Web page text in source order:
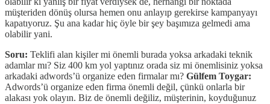
müşteriden dönüş olursa hemen onu anlayıp gerekirse kampanyayı
kapatıyoruz. Şu ana kadar hiç öyle bir şey başımıza gelmedi ama
olabilir yani.
Soru: Teklifi alan kişiler mi önemli burada yoksa arkadaki teknik
adamlar mı? Siz 400 km yol yaptınız orada siz mi önemlisiniz yoksa
arkadaki adwords’ü organize eden firmalar mı? Gülfem Toygar:
Adwords’ü organize eden firma önemli değil, çünkü onlarla bir
alakası yok olayın. Biz de önemli değiliz, müşterinin, koyduğunuz